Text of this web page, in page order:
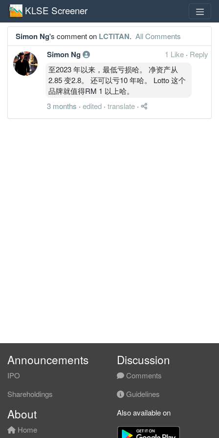
KLSE Screener
Simon Ng's comment on LCTITAN. All Comments
Simon Ng 1 Like · Reply
至2023 年以来，最低亏损哈。 净资产从
2.85 变2.8。 还可以亏10 年哈。 Lotto 这个
品牌就值得RM 1 以上哈。
3 months · edited · translate ·
Announcements
IPO
Shareholdings
Discussion
Comments
Guidelines
About
Home
Also available on